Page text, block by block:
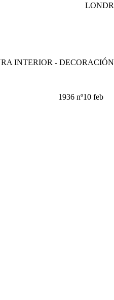
INTERIOR - DECORACIÓN
1936 nº10 feb